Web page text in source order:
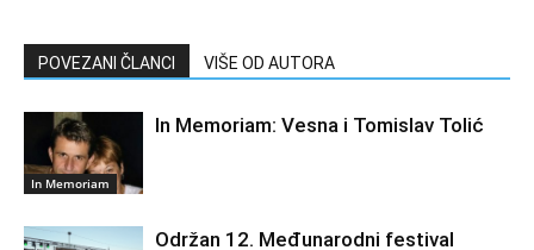
POVEZANI ČLANCI VIŠE OD AUTORA
In Memoriam
In Memoriam: Vesna i Tomislav Tolić
Održan 12. Međunarodni festival